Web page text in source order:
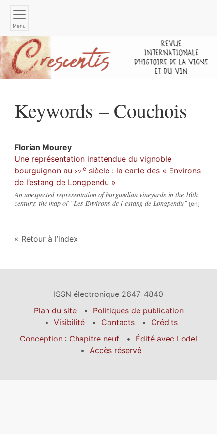
Menu
Keywords – Couchois
Florian Mourey
Une représentation inattendue du vignoble
bourguignon au xvie siècle : la carte des « Environs
de l’estang de Longpendu »
An unexpected representation of burgundian vineyards in the 16th
century: the map of “Les Environs de l’estang de Longpendu”
Retour à l’index
ISSN électronique 2647-4840
Plan du site
Politiques de publication
Visibilité
Contacts
Crédits
Conception : Chapitre neuf
Édité avec Lodel
Accès réservé